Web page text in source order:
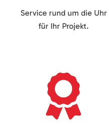
Service rund um die Uhr
für Ihr Projekt.